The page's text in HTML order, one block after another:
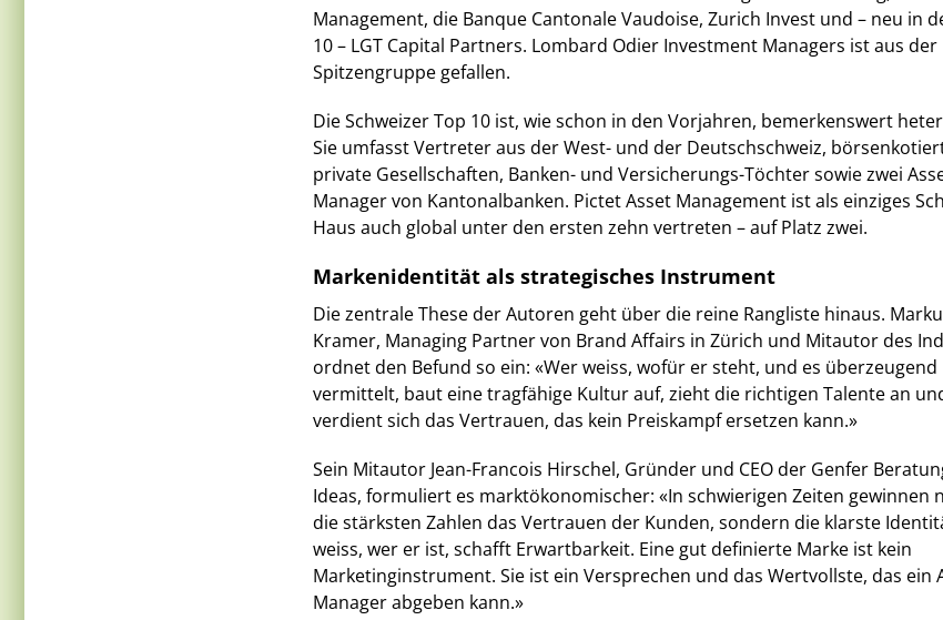
Management, die Banque Cantonale Vaudoise, Zurich Invest und – neu in
10 – LGT Capital Partners. Lombard Odier Investment Managers ist aus der
Spitzengruppe gefallen.
Die Schweizer Top 10 ist, wie schon in den Vorjahren, bemerkenswert
Sie umfasst Vertreter aus der West- und der Deutschschweiz,
private Gesellschaften, Banken- und Versicherungs-Töchter sowie zwei
Manager von Kantonalbanken. Pictet Asset Management ist als einziges
Haus auch global unter den ersten zehn vertreten – auf Platz zwei.
Markenidentität als strategisches Instrument
Die zentrale These der Autoren geht über die reine Rangliste hinaus.
Kramer, Managing Partner von Brand Affairs in Zürich und Mitautor des
ordnet den Befund so ein: «Wer weiss, wofür er steht, und es überzeugend
vermittelt, baut eine tragfähige Kultur auf, zieht die richtigen Talente an
verdient sich das Vertrauen, das kein Preiskampf ersetzen kann.»
Sein Mitautor Jean-Francois Hirschel, Gründer und CEO der Genfer
Ideas, formuliert es marktökonomischer: «In schwierigen Zeiten gewinnen
die stärksten Zahlen das Vertrauen der Kunden, sondern die klarste
weiss, wer er ist, schafft Erwartbarkeit. Eine gut definierte Marke ist kein
Marketinginstrument. Sie ist ein Versprechen und das Wertvollste, das ein
Manager abgeben kann.»